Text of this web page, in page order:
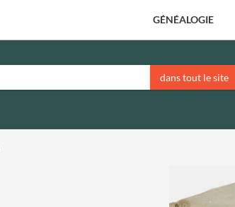
GÉNÉALOGIE
dans tout le site